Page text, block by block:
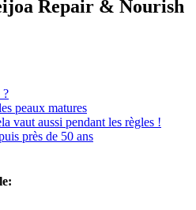
Repair & Nourish
?
peaux matures
vaut aussi pendant les règles !
près de 50 ans